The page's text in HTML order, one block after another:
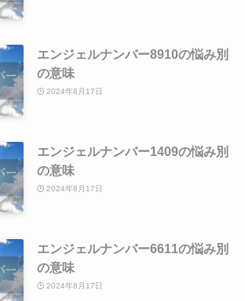
エンジェルナンバー8910の悩み別
の意味
2024年8月17日
エンジェルナンバー1409の悩み別
の意味
2024年8月17日
エンジェルナンバー6611の悩み別
の意味
2024年8月17日